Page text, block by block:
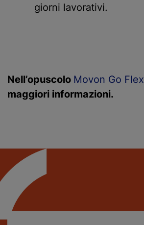
giorni lavorativi.
Nell’opuscolo Movon Go Flex
maggiori informazioni.